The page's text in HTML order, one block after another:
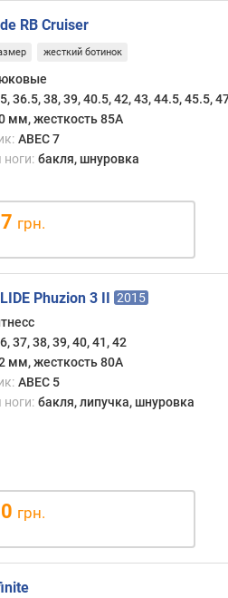
RB Cruiser
жесткий ботинок
36.5, 38, 39, 40.5, 42, 43, 44.5, 45.5,
мм, жесткость 85A
ABEC 7
бакля, шнуровка
грн.
Phuzion 3 II 2015
37, 38, 39, 40, 41, 42
мм, жесткость 80A
ABEC 5
бакля, липучка, шнуровка
грн.